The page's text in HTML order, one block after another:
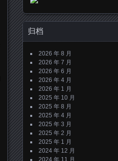
归档
2026 年 8 月
2026 年 7 月
2026 年 6 月
2026 年 4 月
2026 年 1 月
2025 年 10 月
2025 年 8 月
2025 年 4 月
2025 年 3 月
2025 年 2 月
2025 年 1 月
2024 年 12 月
2024 年 11 月